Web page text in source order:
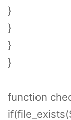
}
}
}
}
function